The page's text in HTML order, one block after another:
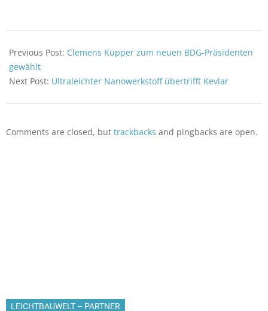
07-
20
Previous Post: Clemens Küpper zum neuen BDG-Präsidenten
gewählt
Next Post: Ultraleichter Nanowerkstoff übertrifft Kevlar
Comments are closed, but trackbacks and pingbacks are open.
LEICHTBAUWELT – PARTNER